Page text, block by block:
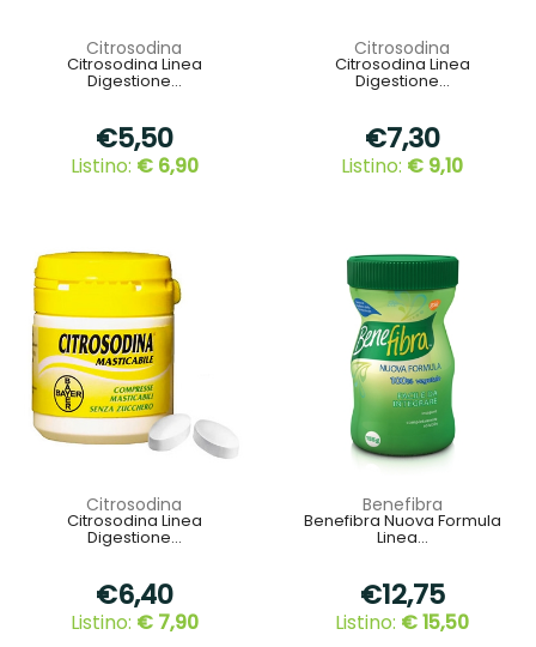
Citrosodina
Citrosodina Linea
Digestione...
€5,50
Listino: € 6,90
Citrosodina
Citrosodina Linea
Digestione...
€7,30
Listino: € 9,10
Citrosodina
Citrosodina Linea
Digestione...
€6,40
Listino: € 7,90
Benefibra
Benefibra Nuova Formula
Linea...
€12,75
Listino: € 15,50